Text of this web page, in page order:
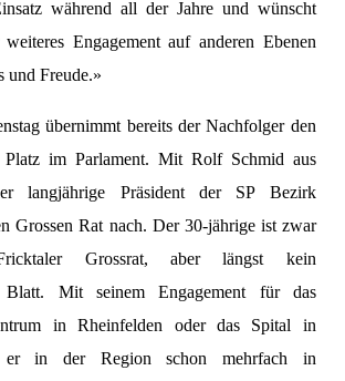
während all der Jahre und wünscht
Engagement auf anderen Ebenen
und Freude.»
übernimmt bereits der Nachfolger den
Platz im Parlament. Mit Rolf Schmid aus
langjährige Präsident der SP Bezirk
Grossen Rat nach. Der 30-jährige ist zwar
Grossrat, aber längst kein
Blatt. Mit seinem Engagement für das
in Rheinfelden oder das Spital in
er in der Region schon mehrfach in